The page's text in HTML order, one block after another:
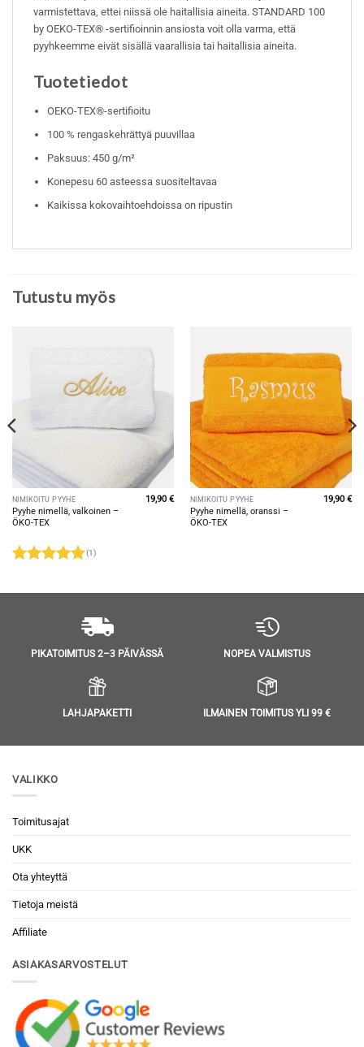
varmistettava, ettei niissä ole haitallisia aineita. STANDARD 100
by OEKO-TEX® -sertifioinnin ansiosta voit olla varma, että
pyyhkeemme eivät sisällä vaarallisia tai haitallisia aineita.
Tuotetiedot
OEKO-TEX®-sertifioitu
100 % rengaskehrättyä puuvillaa
Paksuus: 450 g/m²
Konepesu 60 asteessa suositeltavaa
Kaikissa kokovaihtoehdoissa on ripustin
Tutustu myös
NIMIKOITU PYYHE
Pyyhe nimellä, valkoinen –
ÖKO-TEX
(1)
19,90€ NIMIKOITU PYYHE
Pyyhe nimellä, oranssi –
ÖKO-TEX
19,90€
PIKATOIMITUS 2–3 PÄIVÄSSÄ NOPEA VALMISTUS
LAHJAPAKETTI ILMAINEN TOIMITUS YLI 99 €
VALIKKO
Toimitusajat
UKK
Ota yhteyttä
Tietoja meistä
Affiliate
ASIAKASARVOSTELUT